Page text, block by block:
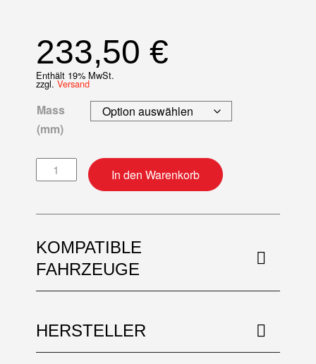
233,50 €
Enthält 19% MwSt.
zzgl. Versand
Mass
(mm)
Kolben-Kit MengeIn den Warenkorb
KOMPATIBLE
FAHRZEUGE
HERSTELLER